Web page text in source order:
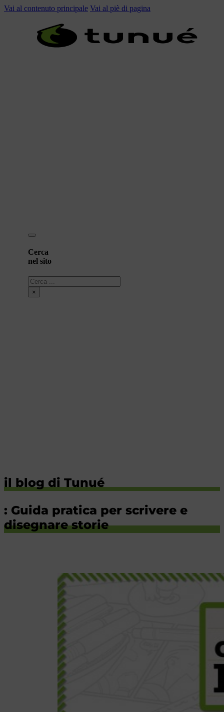
Vai al contenuto principale Vai al piè di pagina
Cerca
nel sito
Cerca
×
il blog di Tunué
: Guida pratica per scrivere e
disegnare storie